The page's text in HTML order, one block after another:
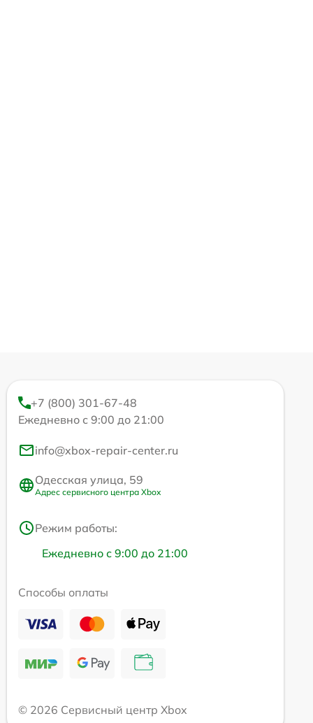
+7 (800) 301-67-48
Ежедневно с 9:00 до 21:00
info@xbox-repair-center.ru
Одесская улица, 59
Адрес сервисного центра Xbox
Режим работы:
Ежедневно с 9:00 до 21:00
Способы оплаты
© 2026 Сервисный центр Xbox